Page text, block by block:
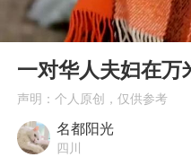
五粮
宇树
Play
00:00
一对华人夫妇在万
声明：个人原创，仅供参考
名都阳光
四川